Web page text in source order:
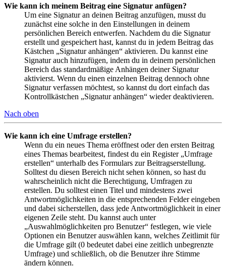
Wie kann ich meinem Beitrag eine Signatur anfügen?
Um eine Signatur an deinen Beitrag anzufügen, musst du
zunächst eine solche in den Einstellungen in deinem
persönlichen Bereich entwerfen. Nachdem du die Signatur
erstellt und gespeichert hast, kannst du in jedem Beitrag das
Kästchen „Signatur anhängen“ aktivieren. Du kannst eine
Signatur auch hinzufügen, indem du in deinem persönlichen
Bereich das standardmäßige Anhängen deiner Signatur
aktivierst. Wenn du einen einzelnen Beitrag dennoch ohne
Signatur verfassen möchtest, so kannst du dort einfach das
Kontrollkästchen „Signatur anhängen“ wieder deaktivieren.
Nach oben
Wie kann ich eine Umfrage erstellen?
Wenn du ein neues Thema eröffnest oder den ersten Beitrag
eines Themas bearbeitest, findest du ein Register „Umfrage
erstellen“ unterhalb des Formulars zur Beitragserstellung.
Solltest du diesen Bereich nicht sehen können, so hast du
wahrscheinlich nicht die Berechtigung, Umfragen zu
erstellen. Du solltest einen Titel und mindestens zwei
Antwortmöglichkeiten in die entsprechenden Felder eingeben
und dabei sicherstellen, dass jede Antwortmöglichkeit in einer
eigenen Zeile steht. Du kannst auch unter
„Auswahlmöglichkeiten pro Benutzer“ festlegen, wie viele
Optionen ein Benutzer auswählen kann, welches Zeitlimit für
die Umfrage gilt (0 bedeutet dabei eine zeitlich unbegrenzte
Umfrage) und schließlich, ob die Benutzer ihre Stimme
ändern können.